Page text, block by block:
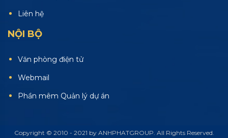
Liên hệ
NỘI BỘ
Văn phòng điện tử
Webmail
Phần mêm Quản lý dự án
Copyright © 2010 - 2021 by ANHPHATGROUP. All Rights Reserved.